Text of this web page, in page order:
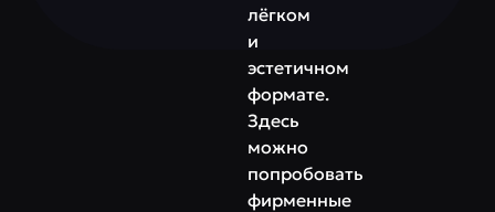
лёгком
и
эстетичном
формате.
Здесь
можно
попробовать
фирменные